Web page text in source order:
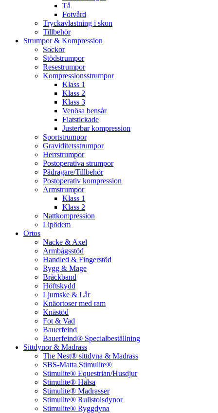
Tå
Fotvård
Tryckavlastning i skon
Tillbehör
Strumpor & Kompression
Sockor
Stödstrumpor
Resestrumpor
Kompressionsstrumpor
Klass 1
Klass 2
Klass 3
Venösa bensår
Flatstickade
Justerbar kompression
Sportstrumpor
Graviditetsstrumpor
Herrstrumpor
Postoperativa strumpor
Pådragare/Tillbehör
Postoperativ kompression
Armstrumpor
Klass 1
Klass 2
Nattkompression
Lipödem
Ortos
Nacke & Axel
Armbågsstöd
Handled & Fingerstöd
Rygg & Mage
Bråckband
Höftskydd
Ljumske & Lår
Knäortoser med ram
Knästöd
Fot & Vad
Bauerfeind
Bauerfeind® Specialbeställning
Sittdynor & Madrass
The Nest® sittdyna & Madrass
SBS-Matta Stimulite®
Stimulite® Equestrian/Husdjur
Stimulite® Hälsa
Stimulite® Madrasser
Stimulite® Rullstolsdynor
Stimulite® Ryggdyna